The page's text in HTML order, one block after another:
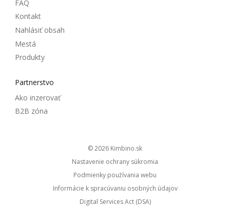
FAQ
Kontakt
Nahlásiť obsah
Mestá
Produkty
Partnerstvo
Ako inzerovať
B2B zóna
© 2026
kimbino.sk
Nastavenie ochrany súkromia
Podmienky používania webu
Informácie k spracúvaniu osobných údajov
Digital Services Act (DSA)